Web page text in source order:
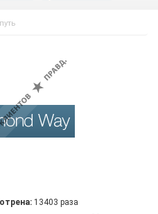
13403 раза